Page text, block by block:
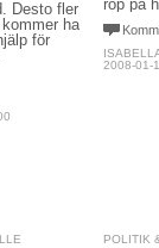
Desto fler
ha
för
rop på
2008-01-
POLITIK